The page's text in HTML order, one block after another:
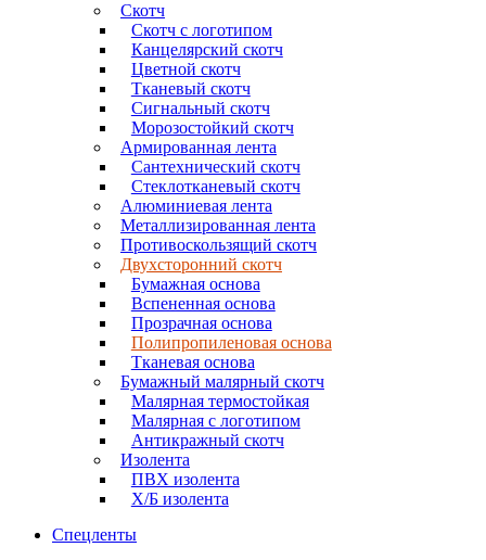
Скотч
Скотч с логотипом
Канцелярский скотч
Цветной скотч
Тканевый скотч
Сигнальный скотч
Морозостойкий скотч
Армированная лента
Сантехнический скотч
Стеклотканевый скотч
Алюминиевая лента
Металлизированная лента
Противоскользящий скотч
Двухсторонний скотч
Бумажная основа
Вспененная основа
Прозрачная основа
Полипропиленовая основа
Тканевая основа
Бумажный малярный скотч
Малярная термостойкая
Малярная с логотипом
Антикражный скотч
Изолента
ПВХ изолента
Х/Б изолента
Спецленты